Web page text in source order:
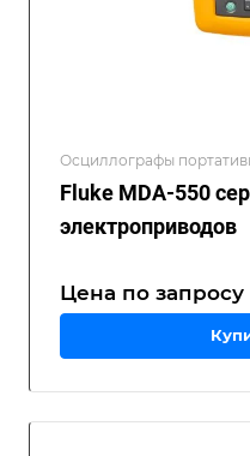
Осциллографы
Fluke MDA-550
электроприводов
Цена по запросу